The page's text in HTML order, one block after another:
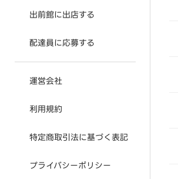
出前館に出店する
配達員に応募する
運営会社
利用規約
特定商取引法に基づく表記
プライバシーポリシー